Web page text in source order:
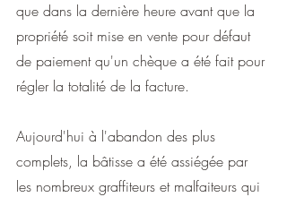
que dans la dernière heure avant que la
propriété soit mise en vente pour défaut
de paiement qu'un chèque a été fait pour
régler la totalité de la facture.
Aujourd'hui à l'abandon des plus
complets, la bâtisse a été assiégée par
les nombreux graffiteurs et malfaiteurs qui